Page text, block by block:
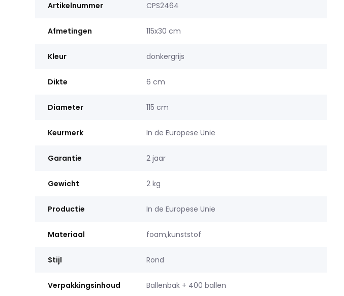
Artikelnummer CPS2464
Afmetingen 115x30 cm
Kleur donkergrijs
Dikte 6 cm
Diameter 115 cm
Keurmerk In de Europese Unie
Garantie 2 jaar
Gewicht 2 kg
Productie In de Europese Unie
Materiaal foam,kunststof
Stijl Rond
Verpakkingsinhoud Ballenbak + 400 ballen